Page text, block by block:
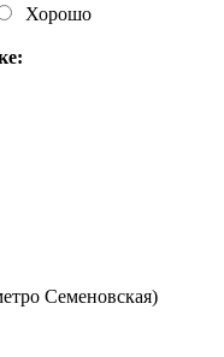
Хорошо
Семеновская)